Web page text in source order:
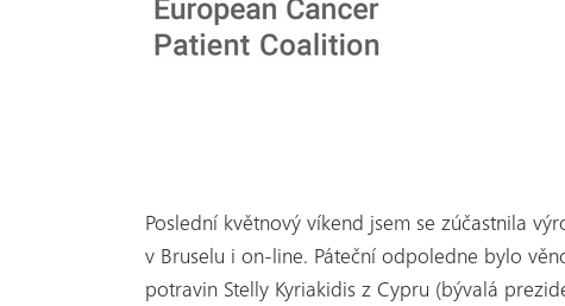
Poslední květnový víkend jsem se zúčastnila
v Bruselu i on-line. Páteční odpoledne bylo
potravin Stelly Kyriakidis z Cypru (bývalá